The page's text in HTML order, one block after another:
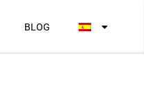
BLOG